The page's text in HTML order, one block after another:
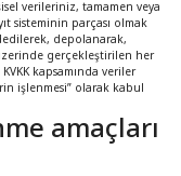
verileriniz, tamamen veya
sisteminin parçası olmak
depolanarak,
gerçekleştirilen her
kapsamında veriler
işlenmesi” olarak kabul
amaçları